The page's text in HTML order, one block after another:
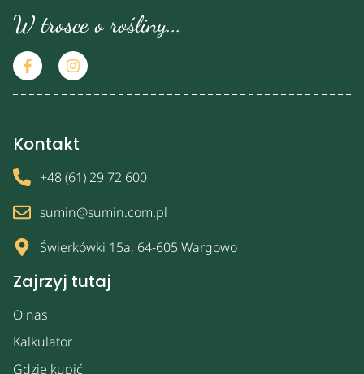
W trosce o rośliny...
Zajrzyj tutaj
O nas
Kalkulator
Gdzie kupić
Kontakt
+48 (61) 29 72 600
sumin@sumin.com.pl
Świerkówki 15a, 64-605 Wargowo